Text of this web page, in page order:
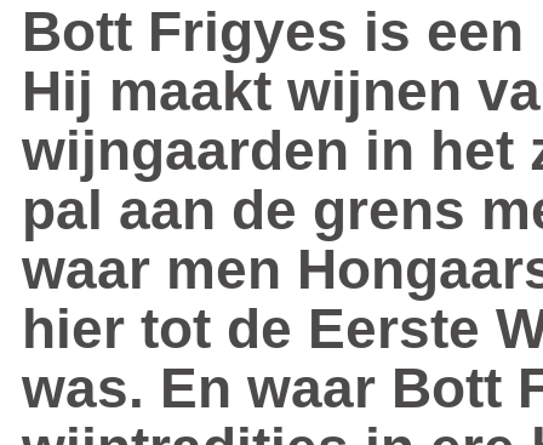
Bott Frigyes is
Hij maakt wijnen
wijngaarden in het
pal aan de grens
waar men
hier tot de Eerste
was. En waar Bott